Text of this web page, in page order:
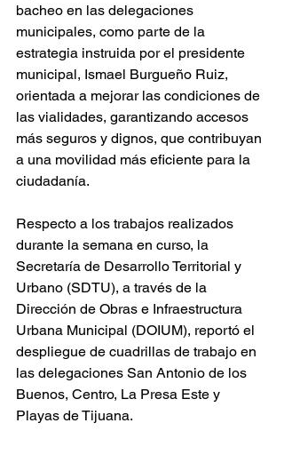
bacheo en las delegaciones
municipales, como parte de la
estrategia instruida por el presidente
municipal, Ismael Burgueño Ruiz,
orientada a mejorar las condiciones de
las vialidades, garantizando accesos
más seguros y dignos, que contribuyan
a una movilidad más eficiente para la
ciudadanía.
Respecto a los trabajos realizados
durante la semana en curso, la
Secretaría de Desarrollo Territorial y
Urbano (SDTU), a través de la
Dirección de Obras e Infraestructura
Urbana Municipal (DOIUM), reportó el
despliegue de cuadrillas de trabajo en
las delegaciones San Antonio de los
Buenos, Centro, La Presa Este y
Playas de Tijuana.